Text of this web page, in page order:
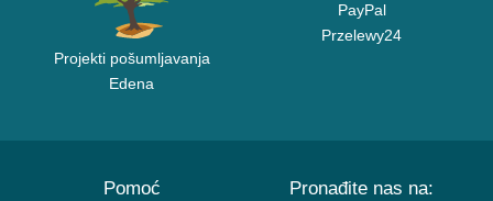
Projekti pošumljavanja
Edena
PayPal
Przelewy24
Pomoć Pronađite nas na: